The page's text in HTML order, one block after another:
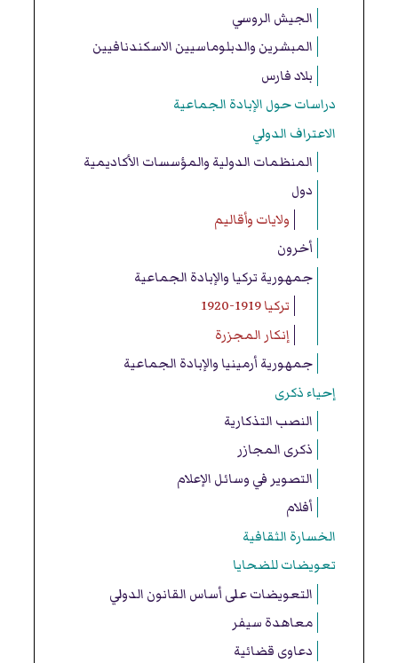
الجيش الروسي
المبشرين والدبلوماسيين الاسكندنافيين
بلاد فارس
دراسات حول الإبادة الجماعية
الاعتراف الدولي
المنظمات الدولية والمؤسسات الأكاديمية
دول
ولايات وأقاليم
أخرون
جمهورية تركيا والإبادة الجماعية
تركيا 1919-1920
إنكار المجزرة
جمهورية أرمينيا والإبادة الجماعية
إحياء ذكرى
النصب التذكارية
ذكرى المجازر
التصوير في وسائل الإعلام
أفلام
الخسارة الثقافية
تعويضات للضحايا
التعويضات على أساس القانون الدولي
معاهدة سيفر
دعاوى قضائية